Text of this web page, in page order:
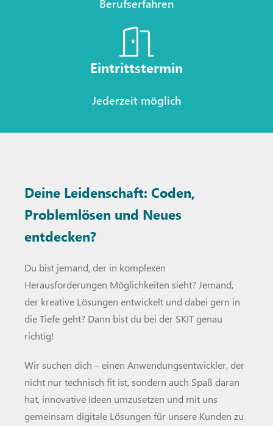
Berufserfahren
Eintrittstermin
Jederzeit möglich
Deine Leidenschaft: Coden,
Problemlösen und Neues
entdecken?
Du bist jemand, der in komplexen
Herausforderungen Möglichkeiten sieht? Jemand,
der kreative Lösungen entwickelt und dabei gern in
die Tiefe geht? Dann bist du bei der SKIT genau
richtig!
Wir suchen dich – einen Anwendungsentwickler, der
nicht nur technisch fit ist, sondern auch Spaß daran
hat, innovative Ideen umzusetzen und mit uns
gemeinsam digitale Lösungen für unsere Kunden zu